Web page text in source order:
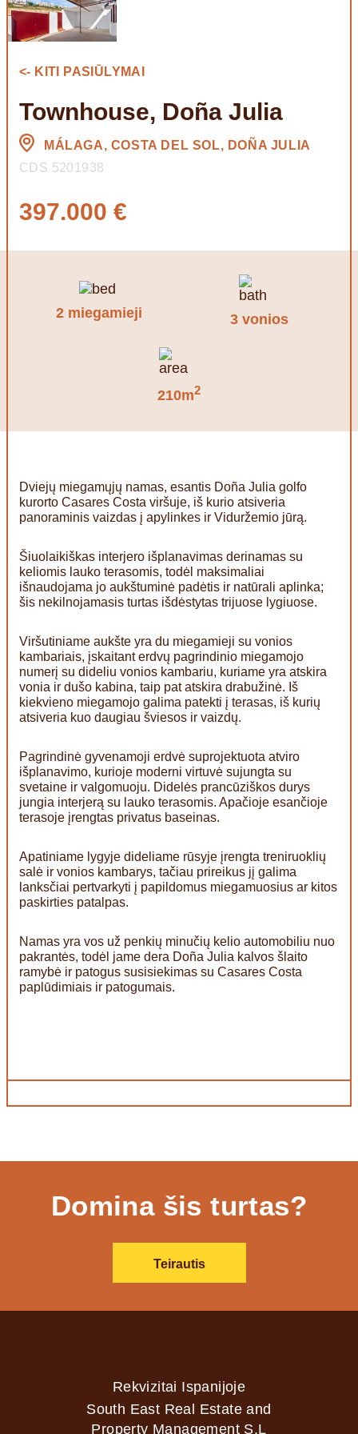
<- KITI PASIŪLYMAI
Townhouse, Doña Julia
MÁLAGA, COSTA DEL SOL, DOÑA JULIA
CDS 5201938
397.000 €
2 miegamieji 3 vonios
210m2
Dviejų miegamųjų namas, esantis Doña Julia golfo
kurorto Casares Costa viršuje, iš kurio atsiveria
panoraminis vaizdas į apylinkes ir Viduržemio jūrą.
Šiuolaikiškas interjero išplanavimas derinamas su
keliomis lauko terasomis, todėl maksimaliai
išnaudojama jo aukštuminė padėtis ir natūrali aplinka;
šis nekilnojamasis turtas išdėstytas trijuose lygiuose.
Viršutiniame aukšte yra du miegamieji su vonios
kambariais, įskaitant erdvų pagrindinio miegamojo
numerį su dideliu vonios kambariu, kuriame yra atskira
vonia ir dušo kabina, taip pat atskira drabužinė. Iš
kiekvieno miegamojo galima patekti į terasas, iš kurių
atsiveria kuo daugiau šviesos ir vaizdų.
Pagrindinė gyvenamoji erdvė suprojektuota atviro
išplanavimo, kurioje moderni virtuvė sujungta su
svetaine ir valgomuoju. Didelės prancūziškos durys
jungia interjerą su lauko terasomis. Apačioje esančioje
terasoje įrengtas privatus baseinas.
Apatiniame lygyje dideliame rūsyje įrengta treniruoklių
salė ir vonios kambarys, tačiau prireikus jį galima
lanksčiai pertvarkyti į papildomus miegamuosius ar kitos
paskirties patalpas.
Namas yra vos už penkių minučių kelio automobiliu nuo
pakrantės, todėl jame dera Doña Julia kalvos šlaito
ramybė ir patogus susisiekimas su Casares Costa
paplūdimiais ir patogumais.
Domina šis turtas?
Teirautis
Rekvizitai Ispanijoje
South East Real Estate and
Property Management S.L